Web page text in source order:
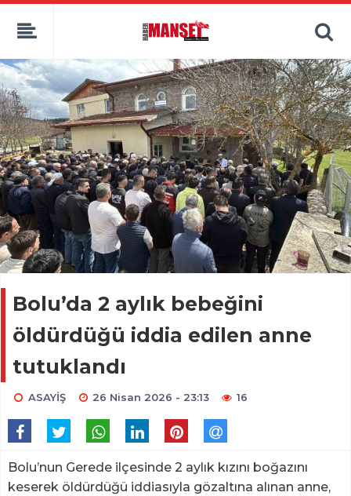
Bolu’da 2 aylık bebeğini
öldürdüğü iddia edilen anne
tutuklandı
ASAYİŞ 26 Nisan 2026 - 23:13 16
Bolu’nun Gerede ilçesinde 2 aylık kızını boğazını
keserek öldürdüğü iddiasıyla gözaltına alınan anne,